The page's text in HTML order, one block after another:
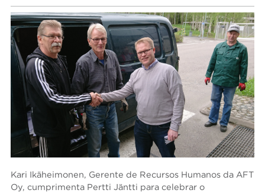
Kari Ikäheimonen, Gerente de Recursos Humanos da AFT
Oy, cumprimenta Pertti Jäntti para celebrar o